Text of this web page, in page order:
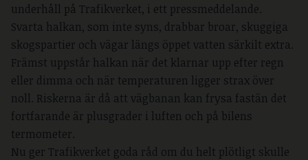
underhåll på Trafikverket, i ett pressmeddelande.
Svarta halkan, som inte syns, drabbar broar, skuggiga
skogspartier och vägar längs öppet vatten särkilt extra.
Främst uppstår halkan när det klarnar upp efter regn
eller dimma och när temperaturen ligger strax över
noll. Riskerna är då att vägbanan kan frysa fastän det
fortfarande är plusgrader i luften och på bilens
termometer.
Nu ger Trafikverket goda råd om du helt plötligt skulle